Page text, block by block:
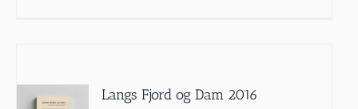
Langs Fjord og Dam 2016